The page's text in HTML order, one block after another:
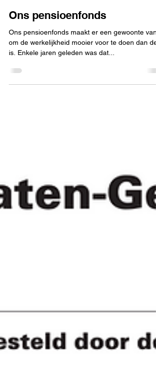
Mar 1, 2025 3 min read
Ons pensioenfonds
Ons pensioenfonds maakt er een gewoonte van
is. Enkele jaren geleden was dat...